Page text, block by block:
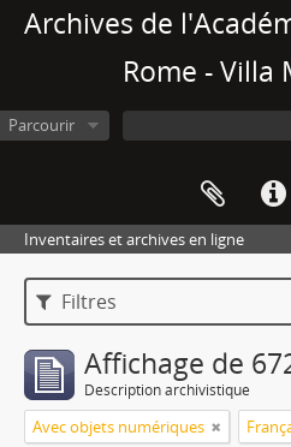
Archives de
Rome - Villa
Parcourir
Inventaires et archives en ligne
Filtres
Affichage de
Description archivistique
Avec objets numériques